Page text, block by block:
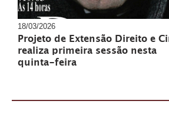
18/03/2026
Projeto de Extensão Direito e
realiza primeira sessão nesta
quinta-feira